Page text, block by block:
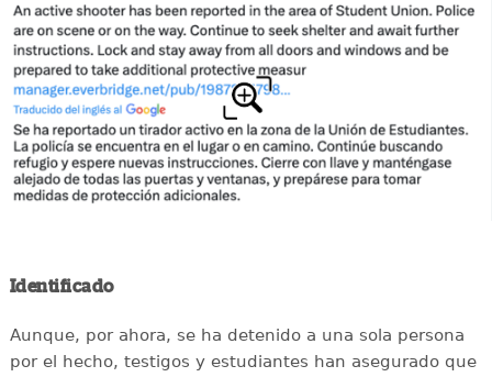
Identificado
Aunque, por ahora, se ha detenido a una sola persona
por el hecho, testigos y estudiantes han asegurado que